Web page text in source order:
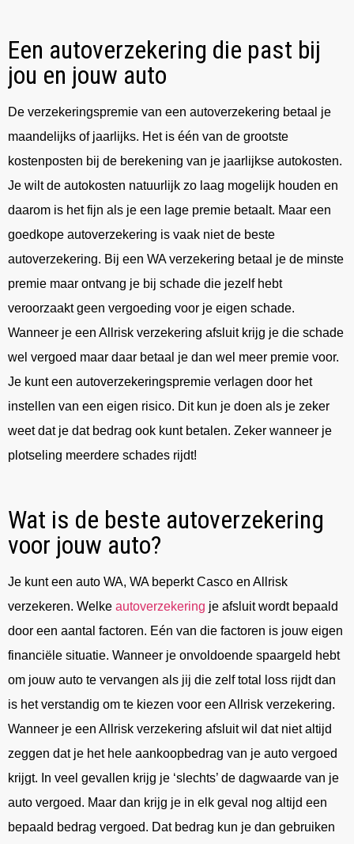
Een autoverzekering die past bij
jou en jouw auto
De verzekeringspremie van een autoverzekering betaal je
maandelijks of jaarlijks. Het is één van de grootste
kostenposten bij de berekening van je jaarlijkse autokosten.
Je wilt de autokosten natuurlijk zo laag mogelijk houden en
daarom is het fijn als je een lage premie betaalt. Maar een
goedkope autoverzekering is vaak niet de beste
autoverzekering. Bij een WA verzekering betaal je de minste
premie maar ontvang je bij schade die jezelf hebt
veroorzaakt geen vergoeding voor je eigen schade.
Wanneer je een Allrisk verzekering afsluit krijg je die schade
wel vergoed maar daar betaal je dan wel meer premie voor.
Je kunt een autoverzekeringspremie verlagen door het
instellen van een eigen risico. Dit kun je doen als je zeker
weet dat je dat bedrag ook kunt betalen. Zeker wanneer je
plotseling meerdere schades rijdt!
Wat is de beste autoverzekering
voor jouw auto?
Je kunt een auto WA, WA beperkt Casco en Allrisk
verzekeren. Welke autoverzekering je afsluit wordt bepaald
door een aantal factoren. Eén van die factoren is jouw eigen
financiële situatie. Wanneer je onvoldoende spaargeld hebt
om jouw auto te vervangen als jij die zelf total loss rijdt dan
is het verstandig om te kiezen voor een Allrisk verzekering.
Wanneer je een Allrisk verzekering afsluit wil dat niet altijd
zeggen dat je het hele aankoopbedrag van je auto vergoed
krijgt. In veel gevallen krijg je ‘slechts’ de dagwaarde van je
auto vergoed. Maar dan krijg je in elk geval nog altijd een
bepaald bedrag vergoed. Dat bedrag kun je dan gebruiken